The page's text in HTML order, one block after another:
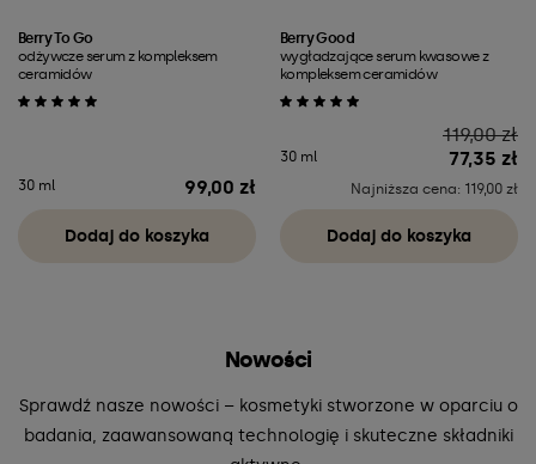
Berry To Go
odżywcze serum z kompleksem
ceramidów
30 ml 99,00 zł
Dodaj do koszyka
Berry Good
wygładzające serum kwasowe z
kompleksem ceramidów
30 ml
119,00 zł
77,35 zł
Najniższa cena: 119,00 zł
Dodaj do koszyka
Nowości
Sprawdź nasze nowości – kosmetyki stworzone w oparciu o
badania, zaawansowaną technologię i skuteczne składniki